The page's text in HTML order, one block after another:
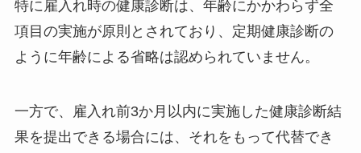
特に雇入れ時の健康診断は、年齢にかかわらず全
項目の実施が原則とされており、定期健康診断の
ように年齢による省略は認められていません。
一方で、雇入れ前3か月以内に実施した健康診断結
果を提出できる場合には、それをもって代替でき